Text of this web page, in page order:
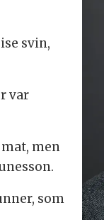
svin,
var
men
som